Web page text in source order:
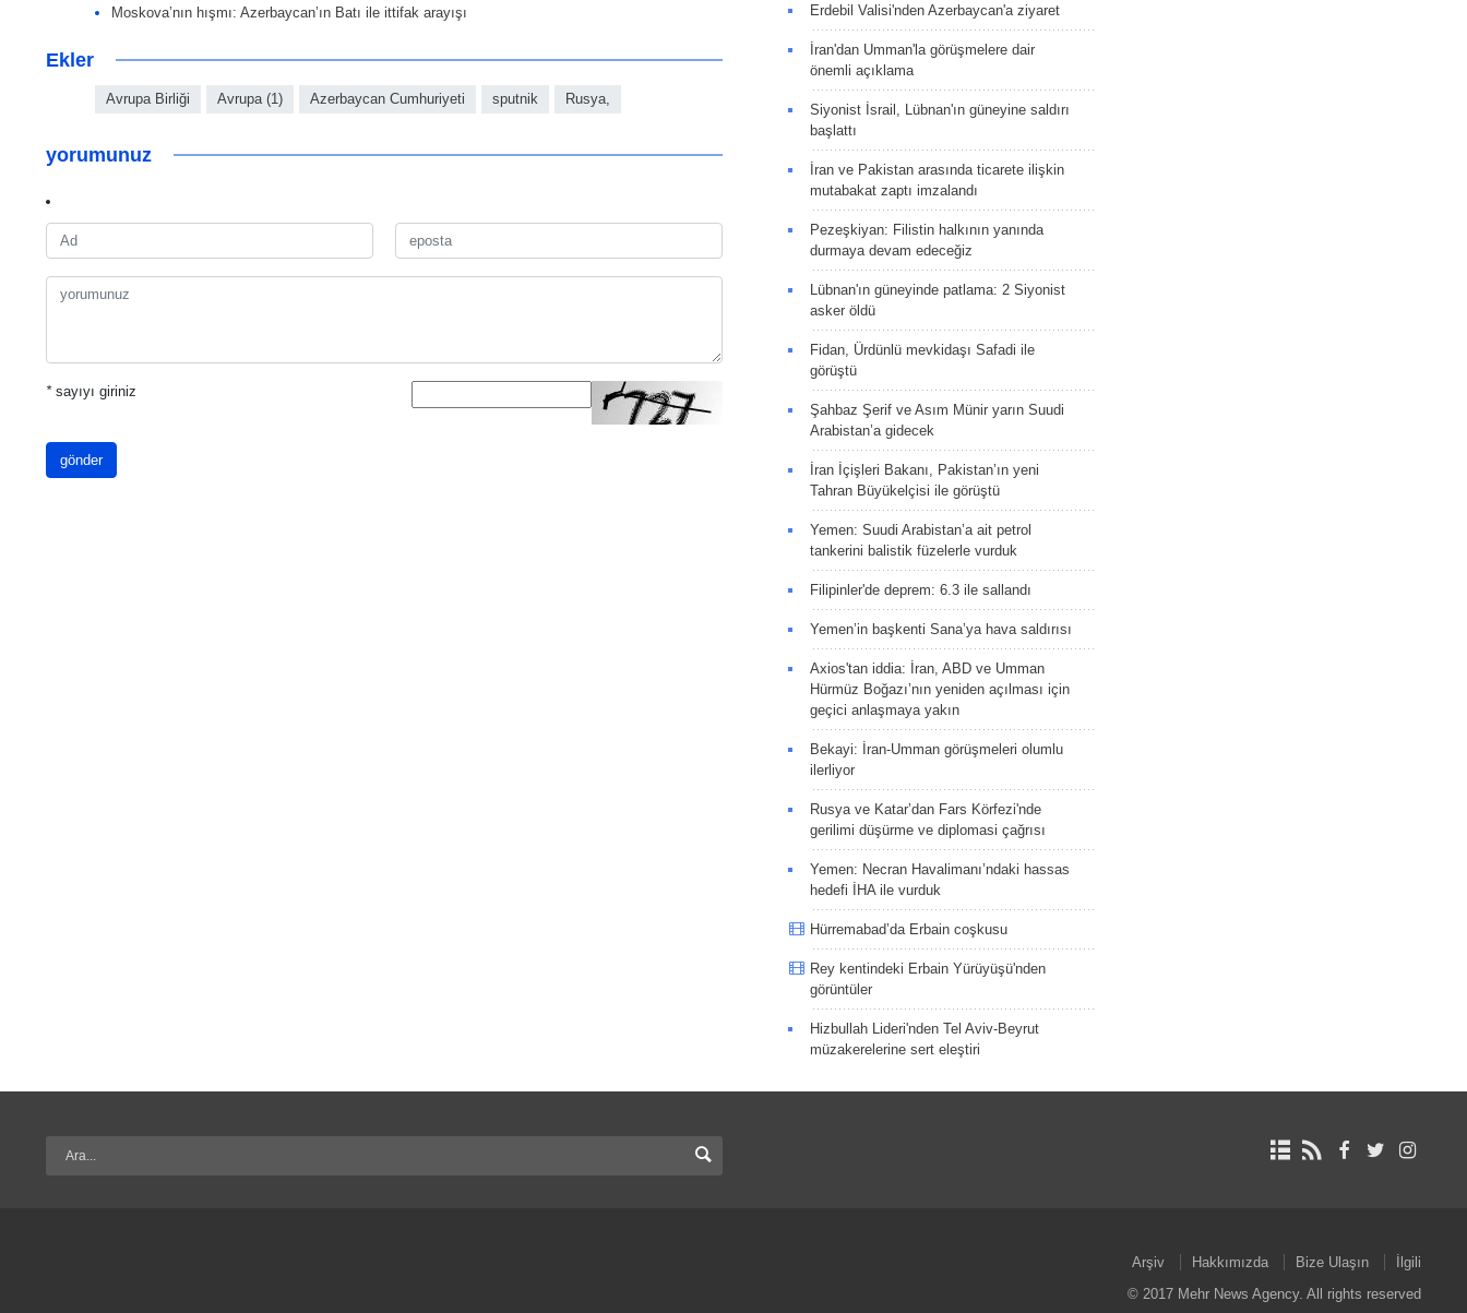
Moskova’nın hışmı: Azerbaycan’ın Batı ile ittifak arayışı
Ekler
Avrupa Birliği Avrupa (1) Azerbaycan Cumhuriyeti sputnik Rusya,
yorumunuz
*sayıyı giriniz
gönder
Erdebil Valisi'nden Azerbaycan'a ziyaret
İran'dan Umman'la görüşmelere dair
önemli açıklama
Siyonist İsrail, Lübnan'ın güneyine saldırı
başlattı
İran ve Pakistan arasında ticarete ilişkin
mutabakat zaptı imzalandı
Pezeşkiyan: Filistin halkının yanında
durmaya devam edeceğiz
Lübnan'ın güneyinde patlama: 2 Siyonist
asker öldü
Fidan, Ürdünlü mevkidaşı Safadi ile
görüştü
Şahbaz Şerif ve Asım Münir yarın Suudi
Arabistan’a gidecek
İran İçişleri Bakanı, Pakistan’ın yeni
Tahran Büyükelçisi ile görüştü
Yemen: Suudi Arabistan’a ait petrol
tankerini balistik füzelerle vurduk
Filipinler'de deprem: 6.3 ile sallandı
Yemen’in başkenti Sana’ya hava saldırısı
Axios'tan iddia: İran, ABD ve Umman
Hürmüz Boğazı’nın yeniden açılması için
geçici anlaşmaya yakın
Bekayi: İran-Umman görüşmeleri olumlu
ilerliyor
Rusya ve Katar’dan Fars Körfezi'nde
gerilimi düşürme ve diplomasi çağrısı
Yemen: Necran Havalimanı’ndaki hassas
hedefi İHA ile vurduk
Hürremabad’da Erbain coşkusu
Rey kentindeki Erbain Yürüyüşü'nden
görüntüler
Hizbullah Lideri'nden Tel Aviv-Beyrut
müzakerelerine sert eleştiri
Arşiv Hakkımızda Bize Ulaşın
İlgili
© 2017 Mehr News Agency. All rights reserved